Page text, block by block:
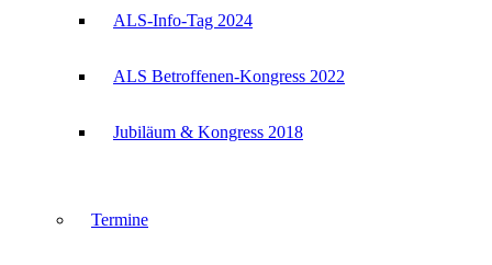
ALS-Info-Tag 2024
ALS Betroffenen-Kongress 2022
Jubiläum & Kongress 2018
Termine